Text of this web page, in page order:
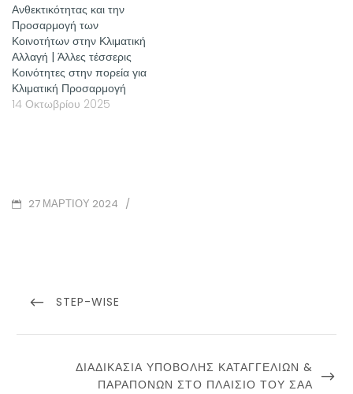
Ανθεκτικότητας και την
Προσαρμογή των
Κοινοτήτων στην Κλιματική
Αλλαγή | Άλλες τέσσερις
Κοινότητες στην πορεία για
Κλιματική Προσαρμογή
14 Οκτωβρίου 2025
POSTED
27 ΜΑΡΤΊΟΥ 2024 /
άρθρωνPREVIOUS
STEP-WISE
NEXT
POST
ΔΙΑΔΙΚΑΣΊΑ ΥΠΟΒΟΛΉΣ ΚΑΤΑΓΓΕΛΙΏΝ &
ΠΑΡΑΠΌΝΩΝ ΣΤΟ ΠΛΑΊΣΙΟ ΤΟΥ ΣΑΑ